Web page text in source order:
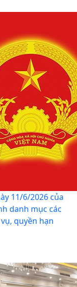
11/6/2026 của
danh mục các
quyền hạn